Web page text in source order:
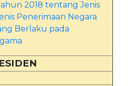
2018 tentang Jenis
Penerimaan Negara
Berlaku pada